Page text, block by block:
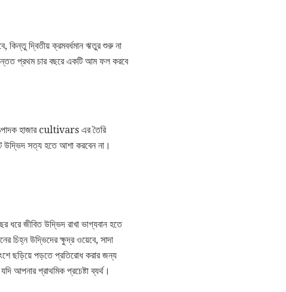
কিন্তু দ্বিতীয় ক্রমবর্ধমান ঋতুর শুরু না
প্রথম চার বছরে একটি আম ফল করবে
হাজার cultivars এর তৈরি
উদ্ভিদ সত্য হতে আশা করবেন না।
জীবিত উদ্ভিদ রাখা ভাগ্যবান হতে
চিহ্ন উদ্ভিদের ক্ষুদ্র ওয়েবে, সাদা
ছড়িয়ে পড়তে প্রতিরোধ করার জন্য
আপনার প্রাথমিক প্রচেষ্টা ব্যর্থ।